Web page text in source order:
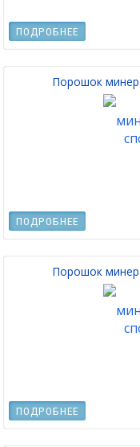
ПОДРОБНЕЕ
Порошок
ПОДРОБНЕЕ
Порошок
ПОДРОБНЕЕ